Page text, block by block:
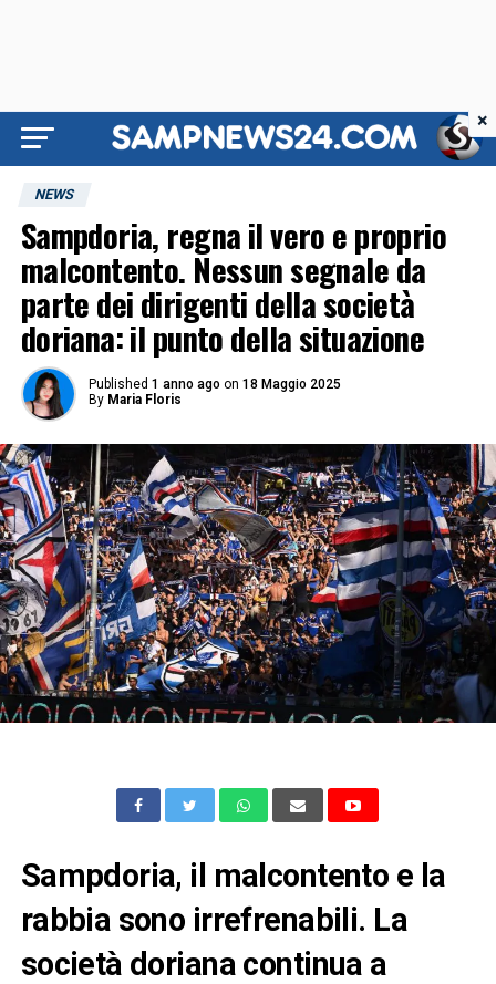
NEWS
Sampdoria, regna il vero e proprio
malcontento. Nessun segnale da
parte dei dirigenti della società
doriana: il punto della situazione
Published 1 anno ago on 18 Maggio 2025
By Maria Floris
Sampdoria, il malcontento e la
rabbia sono irrefrenabili. La
società doriana continua a
×